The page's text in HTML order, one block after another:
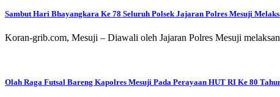
Sambut Hari Bhayangkara Ke 78 Seluruh Polsek Jajaran Polres Mesuji
Koran-grib.com, Mesuji – Diawali oleh Jajaran Polres Mesuji
Olah Raga Futsal Bareng Kapolres Mesuji Pada Perayaan HUT RI Ke 80